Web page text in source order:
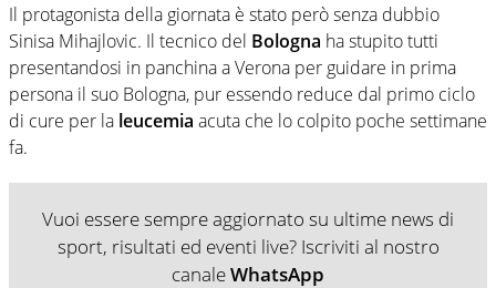
Il protagonista della giornata è stato però senza dubbio
Sinisa Mihajlovic. Il tecnico del Bologna ha stupito tutti
presentandosi in panchina a Verona per guidare in prima
persona il suo Bologna, pur essendo reduce dal primo ciclo
di cure per la leucemia acuta che lo colpito poche settimane
fa.
Vuoi essere sempre aggiornato su ultime news di
sport, risultati ed eventi live? Iscriviti al nostro
canaleWhatsApp